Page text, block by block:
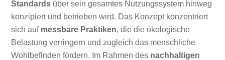
Standards über sein gesamtes Nutzungssystem hinweg
konzipiert und betrieben wird. Das Konzept konzentriert
sich auf messbare Praktiken, die die ökologische
Belastung verringern und zugleich das menschliche
Wohlbefinden fördern. Im Rahmen des nachhaltigen